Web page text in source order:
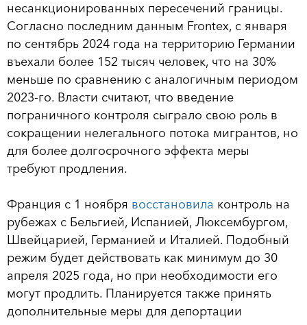
несанкционированных пересечений границы.
Согласно последним данным Frontex, с января
по сентябрь 2024 года на территорию Германии
въехали более 152 тысяч человек, что на 30%
меньше по сравнению с аналогичным периодом
2023-го. Власти считают, что введение
пограничного контроля сыграло свою роль в
сокращении нелегального потока мигрантов, но
для более долгосрочного эффекта меры
требуют продления.
Франция с 1 ноября восстановила контроль на
рубежах с Бельгией, Испанией, Люксембургом,
Швейцарией, Германией и Италией. Подобный
режим будет действовать как минимум до 30
апреля 2025 года, но при необходимости его
могут продлить. Планируется также принять
дополнительные меры для депортации